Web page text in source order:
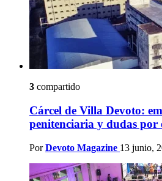
3 compartido
Cárcel de Villa Devoto:
penitenciaria y dudas por
Por Devoto Magazine 13 junio,